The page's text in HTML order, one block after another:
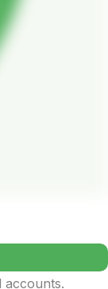
accounts.